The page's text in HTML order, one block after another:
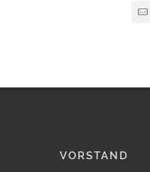
VORSTAND